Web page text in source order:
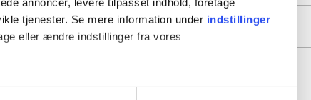
tjenester. Se mere information under indstillinger
eller ændre indstillinger fra vores
et
Gæster
2 personer